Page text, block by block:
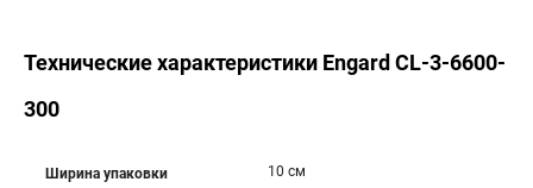
Технические характеристики Engard CL-3-6600-
300
Ширина упаковки 10 см